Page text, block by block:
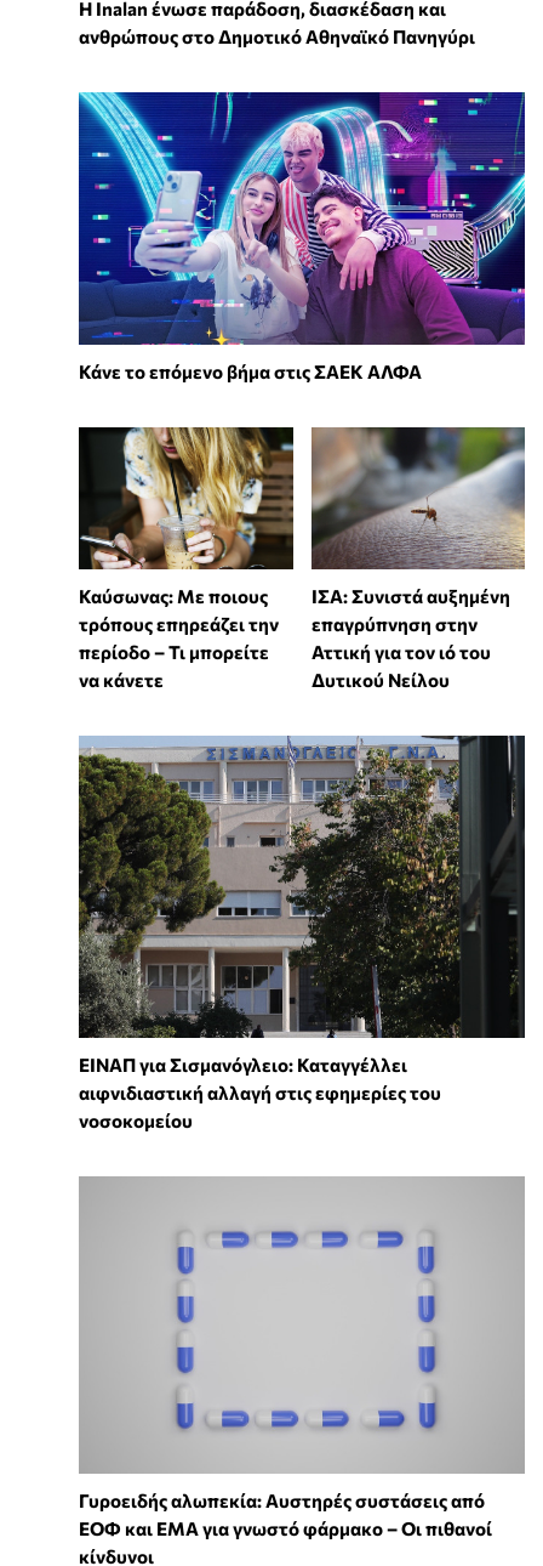
Η Inalan ένωσε παράδοση, διασκέδαση και
ανθρώπους στο Δημοτικό Αθηναϊκό Πανηγύρι
Κάνε το επόμενο βήμα στις ΣΑΕΚ ΑΛΦΑ
Καύσωνας: Με ποιους
τρόπους επηρεάζει την
περίοδο – Τι μπορείτε
να κάνετε
ΙΣΑ: Συνιστά αυξημένη
επαγρύπνηση στην
Αττική για τον ιό του
Δυτικού Νείλου
ΕΙΝΑΠ για Σισμανόγλειο: Καταγγέλλει
αιφνιδιαστική αλλαγή στις εφημερίες του
νοσοκομείου
Γυροειδής αλωπεκία: Αυστηρές συστάσεις από
ΕΟΦ και EMA για γνωστό φάρμακο – Οι πιθανοί
κίνδυνοι